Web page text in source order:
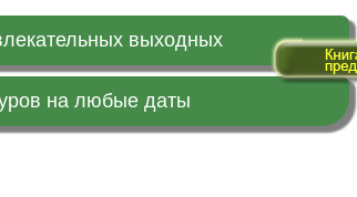
выходных
на любые даты